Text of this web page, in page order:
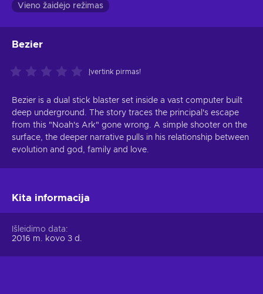
Vieno žaidėjo režimas
Bezier
Įvertink pirmas!
Bezier is a dual stick blaster set inside a vast computer built
deep underground. The story traces the principal's escape
from this "Noah's Ark" gone wrong. A simple shooter on the
surface, the deeper narrative pulls in his relationship between
evolution and god, family and love.
Kita informacija
Išleidimo data
2016 m. kovo 3 d.